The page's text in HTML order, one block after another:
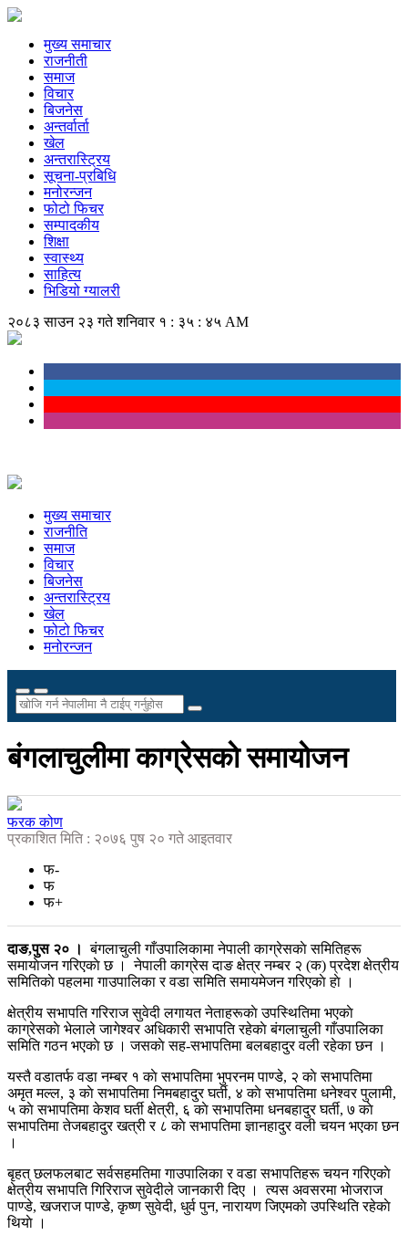
मुख्य समाचार
राजनीती
समाज
विचार
बिजनेस
अन्तर्वार्ता
खेल
अन्तरास्ट्रिय
सूचना-प्रबिधि
मनोरन्जन
फोटो फिचर
सम्पादकीय
शिक्षा
स्वास्थ्य
साहित्य
भिडियो ग्यालरी
२०८३ साउन २३ गते शनिवार १ : ३५ : ४५ AM
मुख्य समाचार
राजनीति
समाज
विचार
बिजनेस
अन्तरास्ट्रिय
खेल
फोटो फिचर
मनोरन्जन
बंगलाचुलीमा काग्रेसकाे समायाेजन
फरक कोण
प्रकाशित मिति : २०७६ पुष २० गते आइतवार
फ-
फ
फ+
दाङ,पुस २० । बंगलाचुली गाँउपालिकामा नेपाली काग्रेसकाे समितिहरू
समायाेजन गरिएकाे छ । नेपाली काग्रेस दाङ क्षेत्र नम्बर २ (क) प्रदेश क्षेत्रीय
समितिकाे पहलमा गाउपालिका र वडा समिति समायमेजन गरिएकाे हाे ।
क्षेत्रीय सभापति गरिराज सुवेदी लगायत नेताहरूकाे उपस्थितिमा भएकाे
काग्रेसकाे भेलाले जागेश्वर अधिकारी सभापति रहेकाे बंगलाचुली गाँउपालिका
समिति गठन भएकाे छ । जसकाे सह-सभापतिमा बलबहादुर वली रहेका छन ।
यस्तै वडातर्फ वडा नम्बर १ काे सभापतिमा भुपरनम पाण्डे, २ काे सभापतिमा
अमृत मल्ल, ३ काे सभापतिमा निमबहादुर घर्ती, ४ काे सभापतिमा धनेश्वर पुलामी,
५ काे सभापतिमा केशव घर्ती क्षेत्री, ६ काे सभापतिमा धनबहादुर घर्ती, ७ काे
सभापतिमा तेजबहादुर खत्री र ८ काे सभापतिमा ज्ञानहादुर वली चयन भएका छन
।
बृहत् छलफलबाट सर्वसहमतिमा गाउपालिका र वडा सभापतिहरू चयन गरिएकाे
क्षेत्रीय सभापति गिरिराज सुवेदीले जानकारी दिए । त्यस अवसरमा भाेजराज
पाण्डे, खजराज पाण्डे, कृष्ण सुवेदी, धुर्व पुन, नारायण जिएमकाे उपस्थिति रहेकाे
थियाे ।